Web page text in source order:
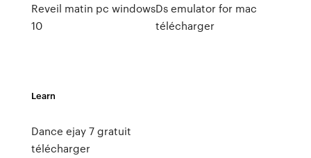
Reveil matin pc windows
10
Ds emulator for mac
télécharger
Learn
Dance ejay 7 gratuit
télécharger